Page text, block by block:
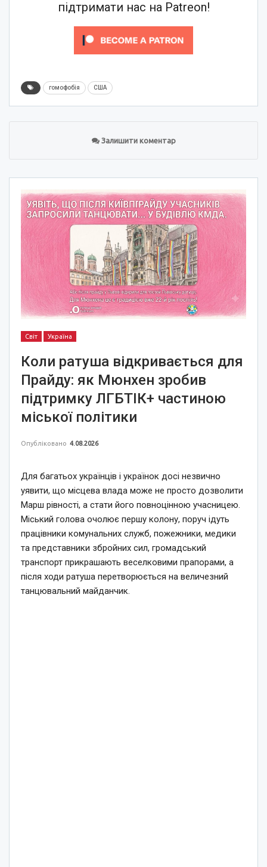
підтримати нас на Patreon!
гомофобія США
Залишити коментар
Світ Україна
Коли ратуша відкривається для
Прайду: як Мюнхен зробив
підтримку ЛГБТІК+ частиною
міської політики
Опубліковано 4.08.2026
Для багатьох українців і українок досі незвично
уявити, що місцева влада може не просто дозволити
Марш рівності, а стати його повноцінною учасницею.
Міський голова очолює першу колону, поруч ідуть
працівники комунальних служб, пожежники, медики
та представники збройних сил, громадський
транспорт прикрашають веселковими прапорами, а
після ходи ратуша перетворюється на величезний
танцювальний майданчик.